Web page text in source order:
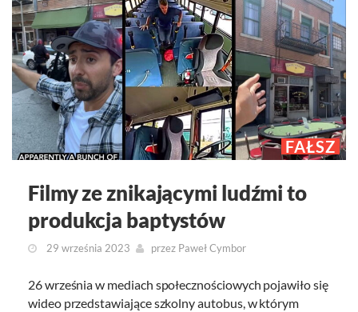
FAŁSZ
Filmy ze znikającymi ludźmi to
produkcja baptystów
29 września 2023 przez Paweł Cymbor
26 września w mediach społecznościowych pojawiło się
wideo przedstawiające szkolny autobus, w którym